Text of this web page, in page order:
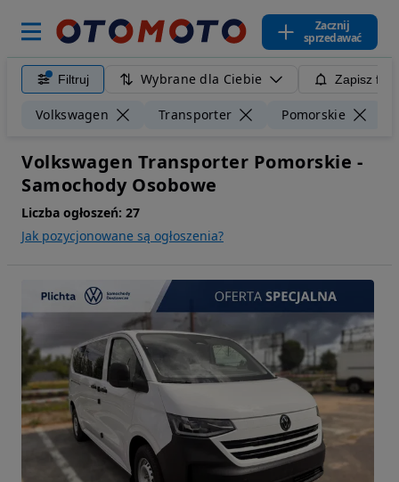
Zacznij
sprzedawać
Filtruj Wybrane dla Ciebie Zapisz
Volkswagen Transporter Pomorskie
Volkswagen Transporter Pomorskie -
Samochody Osobowe
Liczba ogłoszeń: 27
Jak pozycjonowane są ogłoszenia?